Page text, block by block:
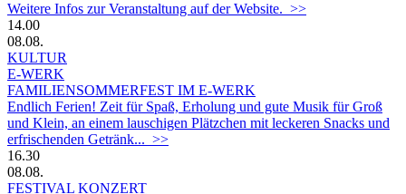
Weitere Infos zur Veranstaltung auf der Website. >>
14.00
08.08.
KULTUR
E-WERK
FAMILIENSOMMERFEST IM E-WERK
Endlich Ferien! Zeit für Spaß, Erholung und gute Musik für Groß
und Klein, an einem lauschigen Plätzchen mit leckeren Snacks und
erfrischenden Getränk... >>
16.30
08.08.
FESTIVAL KONZERT